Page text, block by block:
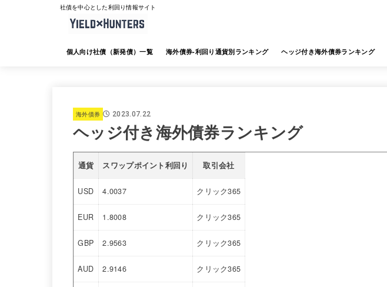
社債を中心とした利回り情報サイト
個人向け社債（新発債）一覧 海外債券-利回り通貨別ランキング ヘッジ付き海外債券ランキング
海外債券 2023.07.22
ヘッジ付き海外債券ランキング
通貨 スワップポイント利回り 取引会社
USD 4.0037 クリック365
EUR 1.8008 クリック365
GBP 2.9563 クリック365
AUD 2.9146 クリック365